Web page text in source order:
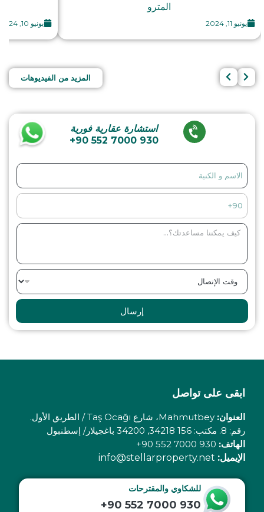
استشارة عقارية فورية
+90 552 7000 930
إرسال
المترو
يونيو 11, 2024 يونيو 10, 2024
المزيد من الفيديوهات
ابقى على تواصل
العنوان:
Mahmutbey، شارع Taş Ocağı / الطريق الأول.
رقم: 8. مكتب: 156 34218, 34200 باغجيلار/ إسطنبول
الهاتف:
الإيميل: info@stellarproperty.net
للشكاوي والمقترحات
+90 552 7000 930